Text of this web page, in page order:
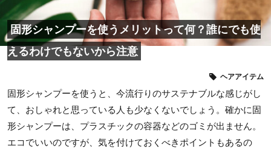
固形シャンプーを使うメリットって何？誰にでも使
えるわけでもないから注意
ヘアアイテム
固形シャンプーを使うと、今流行りのサステナブルな感じがし
て、おしゃれと思っている人も少なくないでしょう。確かに固
形シャンプーは、プラスチックの容器などのゴミが出ません。
エコでいいのですが、気を付けておくべきポイントもあるの